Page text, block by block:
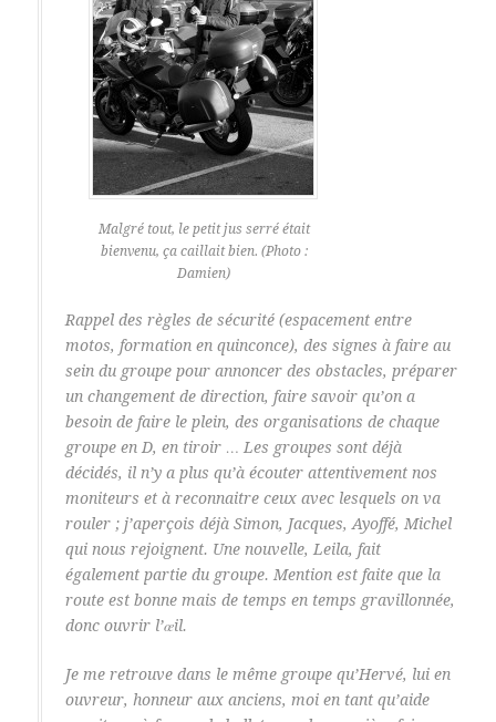
Malgré tout, le petit jus serré était
bienvenu, ça caillait bien. (Photo :
Damien)
Rappel des règles de sécurité (espacement entre
motos, formation en quinconce), des signes à faire au
sein du groupe pour annoncer des obstacles, préparer
un changement de direction, faire savoir qu’on a
besoin de faire le plein, des organisations de chaque
groupe en D, en tiroir … Les groupes sont déjà
décidés, il n’y a plus qu’à écouter attentivement nos
moniteurs et à reconnaitre ceux avec lesquels on va
rouler ; j’aperçois déjà Simon, Jacques, Ayoffé, Michel
qui nous rejoignent. Une nouvelle, Leila, fait
également partie du groupe. Mention est faite que la
route est bonne mais de temps en temps gravillonnée,
donc ouvrir l’œil.
Je me retrouve dans le même groupe qu’Hervé, lui en
ouvreur, honneur aux anciens, moi en tant qu’aide